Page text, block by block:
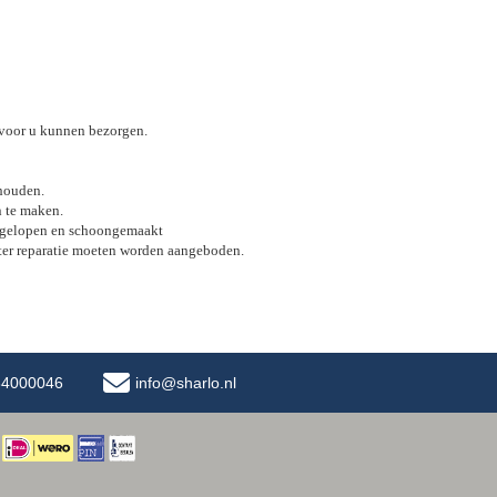
u kunnen bezorgen.
maken.
en schoongemaakt
reparatie moeten worden aangeboden.
info@sharlo.nl